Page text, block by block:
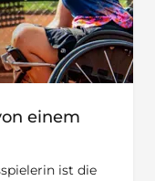
einem
ist die